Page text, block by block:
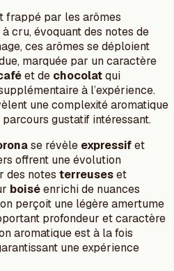
frappé par les arômes
cru, évoquant des notes de
ces arômes se déploient
marquée par un caractère
et de chocolatqui
à l’expérience.
une complexité aromatique
gustatif intéressant.
se révèle expressifet
offrent une évolution
des notes terreuseset
boiséenrichi de nuances
perçoit une légère amertume
profondeur et caractère
aromatique est à la fois
une expérience